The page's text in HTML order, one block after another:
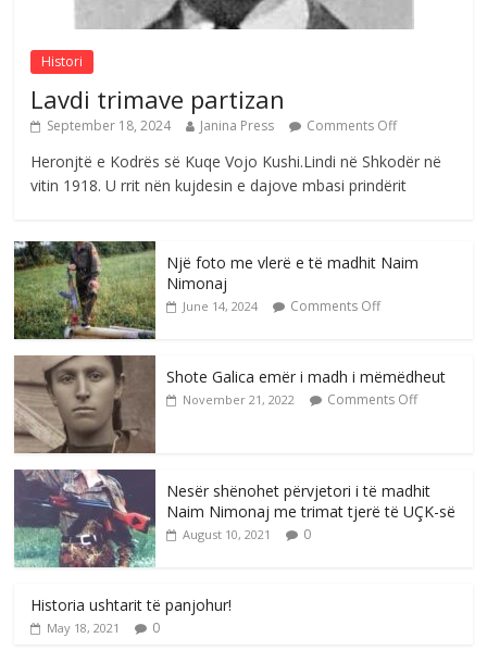
August 6, 2026 Comments Off
Histori
Lavdi trimave partizan
September 18, 2024 Janina Press Comments Off
Heronjtë e Kodrës së Kuqe Vojo Kushi.Lindi në Shkodër në
vitin 1918. U rrit nën kujdesin e dajove mbasi prindërit
Një foto me vlerë e të madhit Naim
Nimonaj
June 14, 2024 Comments Off
Shote Galica emër i madh i mëmëdheut
November 21, 2022 Comments Off
Nesër shënohet përvjetori i të madhit
Naim Nimonaj me trimat tjerë të UÇK-së
August 10, 2021 0
Historia ushtarit të panjohur!
May 18, 2021 0